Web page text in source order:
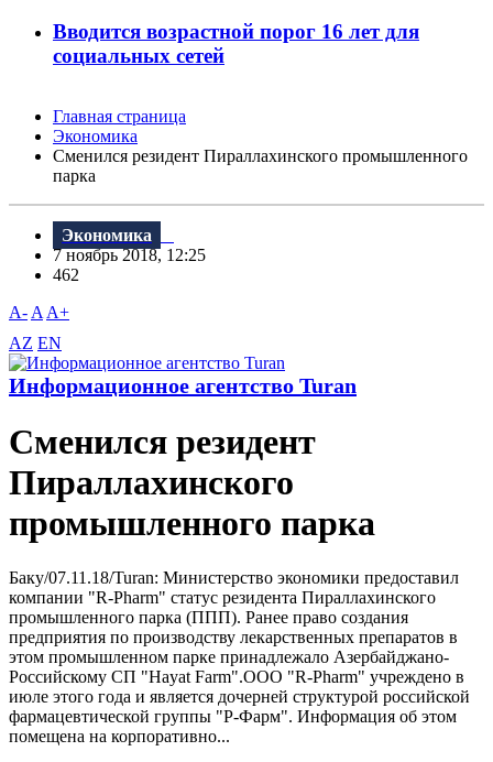
Вводится возрастной порог 16 лет для
социальных сетей
Главная страница
Экономика
Сменился резидент Пираллахинского промышленного
парка
Экономика
7 ноябрь 2018, 12:25
462
A- A A+
AZ EN
Информационное агентство Turan
Сменился резидент
Пираллахинского
промышленного парка
Баку/07.11.18/Turan: Министерство экономики предоставил
компании "R-Pharm" статус резидента Пираллахинского
промышленного парка (ППП). Ранее право создания
предприятия по производству лекарственных препаратов в
этом промышленном парке принадлежало Азербайджано-
Российскому СП "Hayat Farm".ООО "R-Pharm" учреждено в
июле этого года и является дочерней структурой российской
фармацевтической группы "Р-Фарм". Информация об этом
помещена на корпоративно...